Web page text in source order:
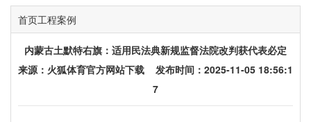
首页工程案例
内蒙古土默特右旗：适用民法典新规监督法院改判获代表必定
来源： 火狐体育官方网站下载 发布时间：2025-11-05 18:56:1
7